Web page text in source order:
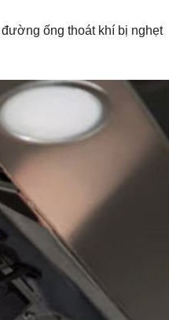
ống thoát khí bị nghẹt